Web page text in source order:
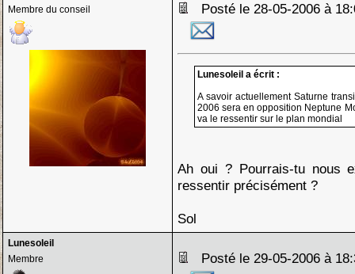
Membre du conseil
Posté le 28-05-2006 à
Lunesoleil a écrit :
A savoir actuellement Saturne
2006 sera en opposition Neptune
va le ressentir sur le plan mondial
Ah oui ? Pourrais-tu nous
ressentir précisément ?
Sol
Lunesoleil
Membre
Posté le 29-05-2006 à